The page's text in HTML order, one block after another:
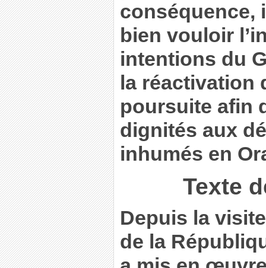
conséquence,
bien vouloir
intentions du
la réactivation
poursuite afin
dignités aux
inhumés en
Texte
Depuis la
de la